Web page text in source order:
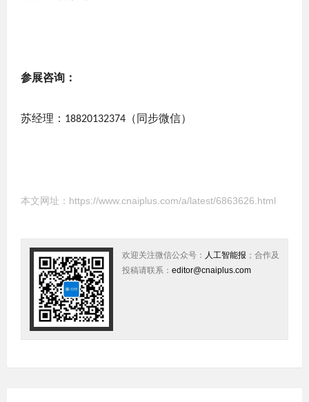
参展咨询：
苏经理： 18820132374 （同步微信）
本文网址： https://www.cnaiplus.com/a/latest/6863626.html
欢迎关注微信公众号： 人工智能报 ；合作及
投稿请联系： editor@cnaiplus.com